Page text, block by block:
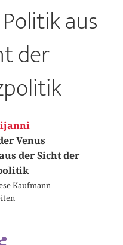
aus
der
Venus
der Sicht der
Kaufmann